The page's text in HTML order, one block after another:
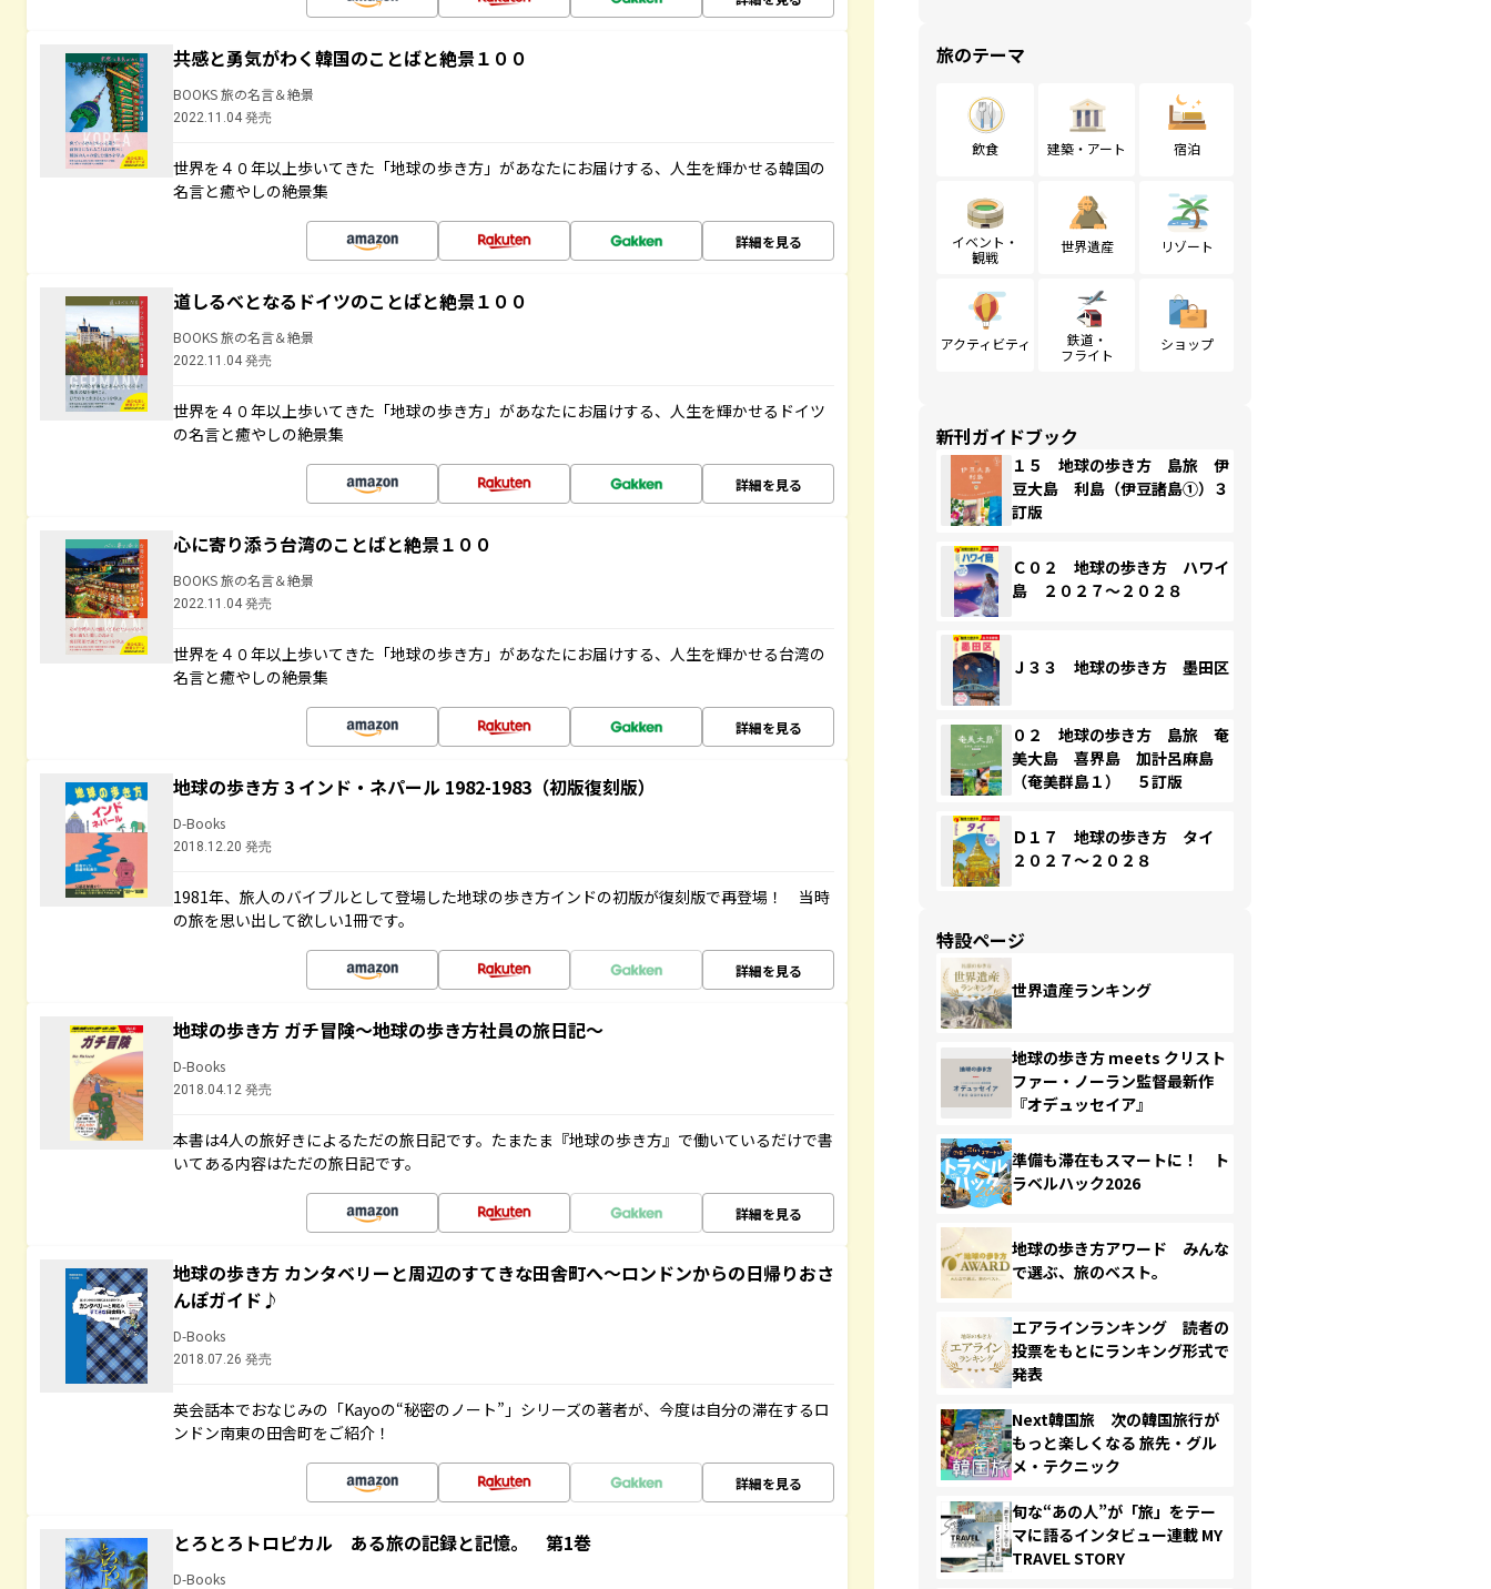
共感と勇気がわく韓国のことばと絶景１００
BOOKS 旅の名言＆絶景
2022.11.04 発売
世界を４０年以上歩いてきた「地球の歩き方」があなたにお届けする、人生を輝かせる韓国の
名言と癒やしの絶景集
詳細を見る
道しるべとなるドイツのことばと絶景１００
BOOKS 旅の名言＆絶景
2022.11.04 発売
世界を４０年以上歩いてきた「地球の歩き方」があなたにお届けする、人生を輝かせるドイツ
の名言と癒やしの絶景集
詳細を見る
心に寄り添う台湾のことばと絶景１００
BOOKS 旅の名言＆絶景
2022.11.04 発売
世界を４０年以上歩いてきた「地球の歩き方」があなたにお届けする、人生を輝かせる台湾の
名言と癒やしの絶景集
詳細を見る
地球の歩き方 3 インド・ネパール 1982-1983（初版復刻版）
D-Books
2018.12.20 発売
1981年、旅人のバイブルとして登場した地球の歩き方インドの初版が復刻版で再登場！ 当時
の旅を思い出して欲しい1冊です。
詳細を見る
地球の歩き方 ガチ冒険～地球の歩き方社員の旅日記～
D-Books
2018.04.12 発売
本書は4人の旅好きによるただの旅日記です。たまたま『地球の歩き方』で働いているだけで書
いてある内容はただの旅日記です。
詳細を見る
地球の歩き方 カンタベリーと周辺のすてきな田舎町へ～ロンドンからの日帰りおさ
んぽガイド♪
D-Books
2018.07.26 発売
英会話本でおなじみの「Kayoの“秘密のノート”」シリーズの著者が、今度は自分の滞在するロ
ンドン南東の田舎町をご紹介！
詳細を見る
とろとろトロピカル ある旅の記録と記憶。 第1巻
D-Books
旅のテーマ
飲食 建築・アート 宿泊
イベント・
観戦
世界遺産 リゾート
アクティビティ
鉄道・
フライト
ショップ
新刊ガイドブック
１５ 地球の歩き方 島旅 伊
豆大島 利島（伊豆諸島①）３
訂版
Ｃ０２ 地球の歩き方 ハワイ
島 ２０２７～２０２８
Ｊ３３ 地球の歩き方 墨田区
０２ 地球の歩き方 島旅 奄
美大島 喜界島 加計呂麻島
（奄美群島１） ５訂版
Ｄ１７ 地球の歩き方 タイ
２０２７～２０２８
特設ページ
世界遺産ランキング
地球の歩き方 meets クリスト
ファー・ノーラン監督最新作
『オデュッセイア』
準備も滞在もスマートに！ ト
ラベルハック2026
地球の歩き方アワード みんな
で選ぶ、旅のベスト。
エアラインランキング 読者の
投票をもとにランキング形式で
発表
Next韓国旅 次の韓国旅行が
もっと楽しくなる 旅先・グル
メ・テクニック
旬な“あの人”が「旅」をテー
マに語るインタビュー連載 MY
TRAVEL STORY